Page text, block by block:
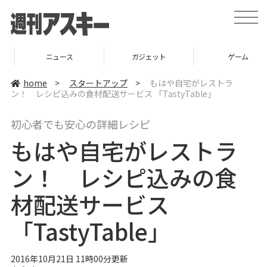
t
o
e
ニュース ガジェット ゲーム
home > スタートアップ >
もはや自宅がレストラ
ン！ レシピ込みの食材配送サービス 「TastyTable」
初心者でも安心の詳細レシピ
もはや自宅がレストラ
ン！ レシピ込みの食
材配送サービス
「TastyTable」
2016年10月21日 11時00分更新